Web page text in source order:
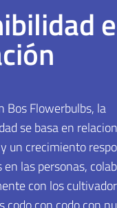
e
Bos Flowerbulbs, la
se basa en
un crecimiento
las personas,
con los